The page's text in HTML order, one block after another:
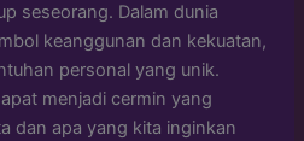
seseorang. Dalam dunia
keanggunan dan kekuatan,
personal yang unik.
menjadi cermin yang
dan apa yang kita inginkan